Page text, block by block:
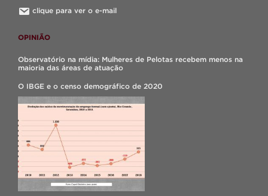
clique para ver o e-mail
OPINIÃO
Observatório na mídia: Mulheres de Pelotas recebem menos na
maioria das áreas de atuação
O IBGE e o censo demográfico de 2020